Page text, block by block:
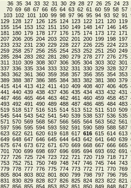
23
24
25
26
27
28
29
30
31
32
33
34
35
36
57
58
59
60
61
62
63
64
65
66
67
68
69
70
91
92
93
94
95
96
97
98
99
100
101
102
103
119
120
121
122
123
124
125
126
127
128
129
145
146
147
148
149
150
151
152
153
154
155
171
172
173
174
175
176
177
178
179
180
181
197
198
199
200
201
202
203
204
205
206
207
223
224
225
226
227
228
229
230
231
232
233
249
250
251
252
253
254
255
256
257
258
259
275
276
277
278
279
280
281
282
283
284
285
301
302
303
304
305
306
307
308
309
310
311
327
328
329
330
331
332
333
334
335
336
337
353
354
355
356
357
358
359
360
361
362
363
379
380
381
382
383
384
385
386
387
388
389
405
406
407
408
409
410
411
412
413
414
415
431
432
433
434
435
436
437
438
439
440
441
457
458
459
460
461
462
463
464
465
466
467
483
484
485
486
487
488
489
490
491
492
493
509
510
511
512
513
514
515
516
517
518
519
535
536
537
538
539
540
541
542
543
544
545
561
562
563
564
565
566
567
568
569
570
571
587
588
589
590
591
592
593
594
595
596
597
613
614
615
616
617
618
619
620
621
622
623
639
640
641
642
643
644
645
646
647
648
649
665
666
667
668
669
670
671
672
673
674
675
691
692
693
694
695
696
697
698
699
700
701
717
718
719
720
721
722
723
724
725
726
727
743
744
745
746
747
748
749
750
751
752
753
769
770
771
772
773
774
775
776
777
778
779
795
796
797
798
799
800
801
802
803
804
805
821
822
823
824
825
826
827
828
829
830
831
847
848
849
850
851
852
853
854
855
856
857